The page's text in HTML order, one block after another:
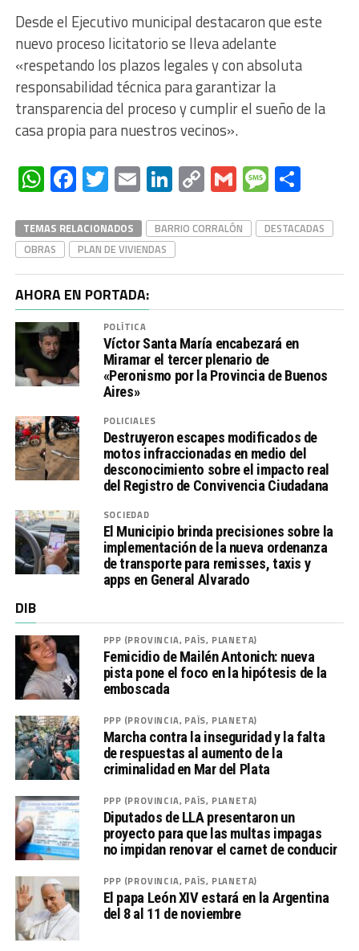
Desde el Ejecutivo municipal destacaron que este
nuevo proceso licitatorio se lleva adelante
«respetando los plazos legales y con absoluta
responsabilidad técnica para garantizar la
transparencia del proceso y cumplir el sueño de la
casa propia para nuestros vecinos».
WhatsApp
Facebook
Twitter
EmailLinkedIn
Copy
Link
Gmail
TEMAS RELACIONADOS BARRIO CORRALÓN
DESTACADAS
OBRAS
PLAN DE VIVIENDAS
AHORA EN PORTADA:
POLÍTICA
Víctor Santa María encabezará en
Miramar el tercer plenario de
«Peronismo por la Provincia de Buenos
Aires»
POLICIALES
Destruyeron escapes modificados de
motos infraccionadas en medio del
desconocimiento sobre el impacto real
del Registro de Convivencia Ciudadana
SOCIEDAD
El Municipio brinda precisiones sobre la
implementación de la nueva ordenanza
de transporte para remisses, taxis y
apps en General Alvarado
DIB
PPP (PROVINCIA, PAÍS, PLANETA)
Femicidio de Mailén Antonich: nueva
pista pone el foco en la hipótesis de la
emboscada
PPP (PROVINCIA, PAÍS, PLANETA)
Marcha contra la inseguridad y la falta
de respuestas al aumento de la
criminalidad en Mar del Plata
PPP (PROVINCIA, PAÍS, PLANETA)
Diputados de LLA presentaron un
proyecto para que las multas impagas
no impidan renovar el carnet de conducir
PPP (PROVINCIA, PAÍS, PLANETA)
El papa León XIV estará en la Argentina
del 8 al 11 de noviembre